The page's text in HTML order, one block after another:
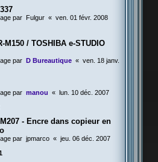
par Fulgur « ven. 01 févr. 2008
M150 / TOSHIBA e-STUDIO
par D Bureautique « ven. 18 janv.
par manou «
lun. 10 déc. 2007
- Encre dans copieur en
par jpmarco « jeu. 06 déc. 2007